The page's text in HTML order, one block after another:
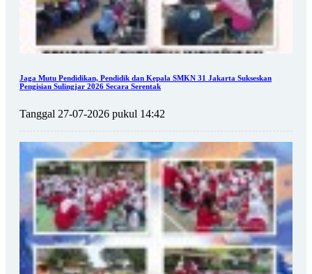
Jaga Mutu Pendidikan, Pendidik dan Kepala SMKN 31 Jakarta Sukseskan
Pengisian Sulingjar 2026 Secara Serentak
Tanggal 27-07-2026 pukul 14:42